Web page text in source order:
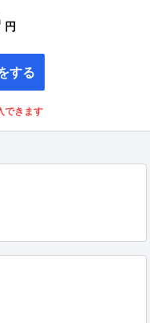
円
する
できます